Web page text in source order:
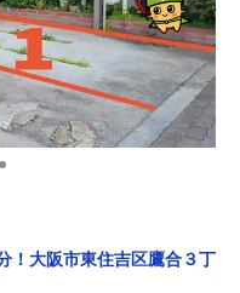
！大阪市東住吉区鷹合３丁